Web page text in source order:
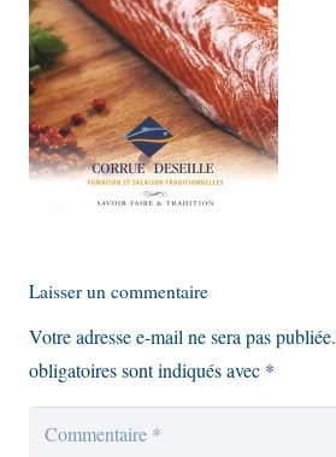
Laisser un commentaire
Votre adresse e-mail ne sera pas publiée.
obligatoires sont indiqués avec *